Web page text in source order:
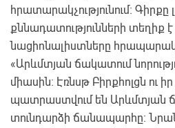
հրատարակչությունում։ Գիրքը
քննադատությունների տեղիք
նացիոնալիստները
«Արևմտյան ճակատում
միասին։ Էռնսթ Բիրքհոլցն ու
պատրաստվում են Արևմտյան
տունդարձի ճանապարհը։